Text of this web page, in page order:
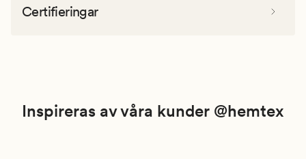
Certifieringar
Inspireras av våra kunder @hemtex